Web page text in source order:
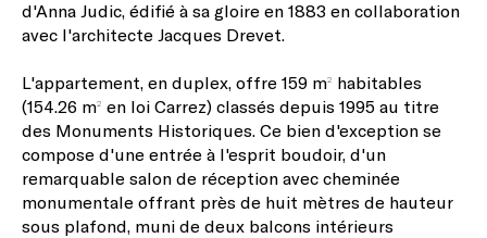
d'Anna Judic, édifié à sa gloire en 1883 en collaboration
avec l'architecte Jacques Drevet.
L'appartement, en duplex, offre 159 m² habitables
(154.26 m² en loi Carrez) classés depuis 1995 au titre
des Monuments Historiques. Ce bien d'exception se
compose d'une entrée à l'esprit boudoir, d'un
remarquable salon de réception avec cheminée
monumentale offrant près de huit mètres de hauteur
sous plafond, muni de deux balcons intérieurs